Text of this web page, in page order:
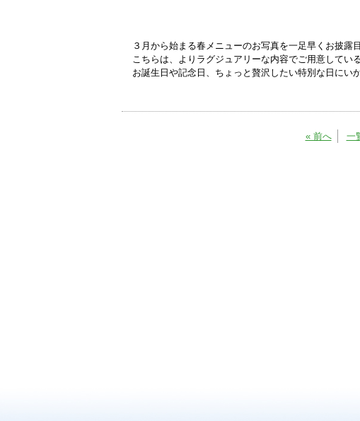
３月から始まる春メニューのお写真を一足早くお披露
こちらは、よりラグジュアリーな内容でご用意して
お誕生日や記念日、ちょっと贅沢したい特別な日にい
« 前へ 一